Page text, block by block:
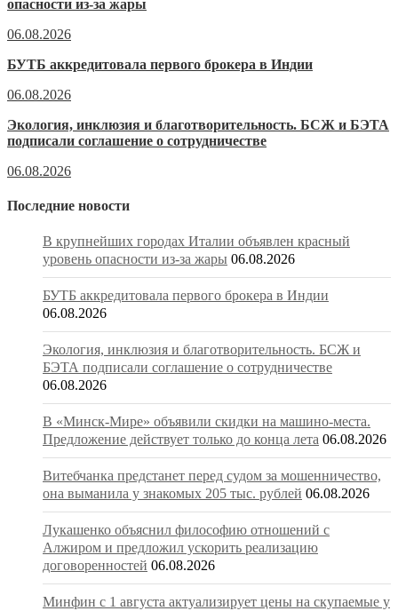
опасности из-за жары
06.08.2026
БУТБ аккредитовала первого брокера в Индии
06.08.2026
Экология, инклюзия и благотворительность. БСЖ и БЭТА
подписали соглашение о сотрудничестве
06.08.2026
Последние новости
В крупнейших городах Италии объявлен красный
уровень опасности из-за жары 06.08.2026
БУТБ аккредитовала первого брокера в Индии
06.08.2026
Экология, инклюзия и благотворительность. БСЖ и
БЭТА подписали соглашение о сотрудничестве
06.08.2026
В «Минск-Мире» объявили скидки на машино-места.
Предложение действует только до конца лета 06.08.2026
Витебчанка предстанет перед судом за мошенничество,
она выманила у знакомых 205 тыс. рублей 06.08.2026
Лукашенко объяснил философию отношений с
Алжиром и предложил ускорить реализацию
договоренностей 06.08.2026
Минфин с 1 августа актуализирует цены на скупаемые у